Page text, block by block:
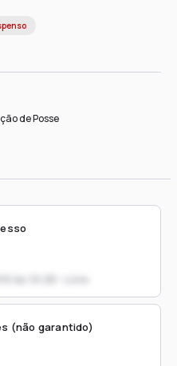
de Posse
às 10:28 - Livre
(não garantido)